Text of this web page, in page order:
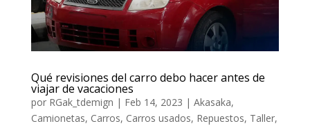
Qué revisiones del carro debo hacer antes de
viajar de vacaciones
por RGak_tdemign | Feb 14, 2023 | Akasaka,
Camionetas, Carros, Carros usados, Repuestos, Taller,